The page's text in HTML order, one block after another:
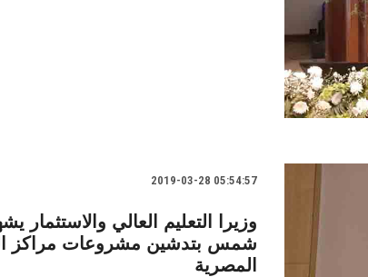
2019-03-28 05:54:57
وزيرا التعليم العالي
شمس بتدشين مشروعات مراكز
المصرية